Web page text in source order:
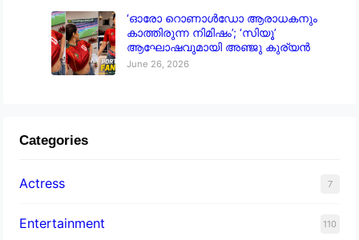
‘ഓരോ റൊണാൾഡോ ആരാധകനും
കാത്തിരുന്ന നിമിഷം’; ‘സിയൂ’
ആഘോഷവുമായി അഞ്ജു കുര്യൻ
June 26, 2026
Categories
Actress 7
Entertainment 110